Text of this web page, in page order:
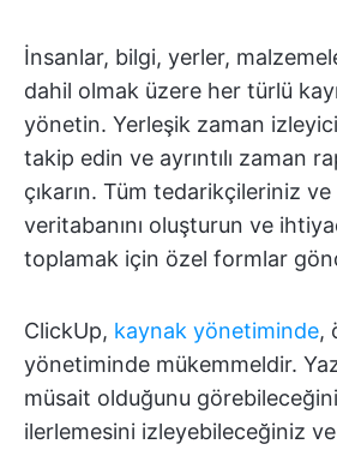
İnsanlar, bilgi, yerler,
dahil olmak üzere her türlü
yönetin. Yerleşik zaman
takip edin ve ayrıntılı zaman
çıkarın. Tüm tedarikçileriniz
veritabanını oluşturun ve
toplamak için özel formlar
ClickUp, kaynak yönetiminde,
yönetiminde mükemmeldir.
müsait olduğunu
ilerlemesini izleyebileceğiniz